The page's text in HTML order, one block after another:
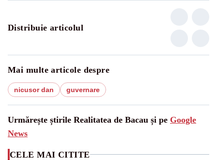
Distribuie articolul
Mai multe articole despre
nicusor dan guvernare
Urmărește știrile Realitatea de Bacau și pe Google
News
CELE MAI CITITE